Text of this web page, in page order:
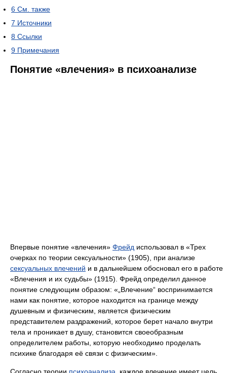
6 См. также
7 Источники
8 Ссылки
9 Примечания
Понятие «влечения» в психоанализе
Впервые понятие «влечения» Фрейд использовал в «Трех
очерках по теории сексуальности» (1905), при анализе
сексуальных влечений и в дальнейшем обосновал его в работе
«Влечения и их судьбы» (1915). Фрейд определил данное
понятие следующим образом: «„Влечение“ воспринимается
нами как понятие, которое находится на границе между
душевным и физическим, является физическим
представителем раздражений, которое берет начало внутри
тела и проникает в душу, становится своеобразным
определителем работы, которую необходимо проделать
психике благодаря её связи с физическим».